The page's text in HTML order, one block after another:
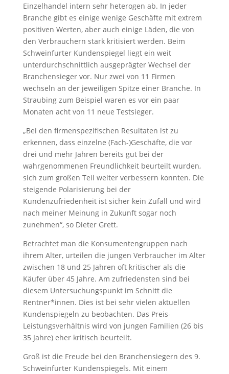
Einzelhandel intern sehr heterogen ab. In jeder
Branche gibt es einige wenige Geschäfte mit extrem
positiven Werten, aber auch einige Läden, die von
den Verbrauchern stark kritisiert werden. Beim
Schweinfurter Kundenspiegel liegt ein weit
unterdurchschnittlich ausgeprägter Wechsel der
Branchensieger vor. Nur zwei von 11 Firmen
wechseln an der jeweiligen Spitze einer Branche. In
Straubing zum Beispiel waren es vor ein paar
Monaten acht von 11 neue Testsieger.
„Bei den firmenspezifischen Resultaten ist zu
erkennen, dass einzelne (Fach-)Geschäfte, die vor
drei und mehr Jahren bereits gut bei der
wahrgenommenen Freundlichkeit beurteilt wurden,
sich zum großen Teil weiter verbessern konnten. Die
steigende Polarisierung bei der
Kundenzufriedenheit ist sicher kein Zufall und wird
nach meiner Meinung in Zukunft sogar noch
zunehmen“, so Dieter Grett.
Betrachtet man die Konsumentengruppen nach
ihrem Alter, urteilen die jungen Verbraucher im Alter
zwischen 18 und 25 Jahren oft kritischer als die
Käufer über 45 Jahre. Am zufriedensten sind bei
diesem Untersuchungspunkt im Schnitt die
Rentner*innen. Dies ist bei sehr vielen aktuellen
Kundenspiegeln zu beobachten. Das Preis-
Leistungsverhältnis wird von jungen Familien (26 bis
35 Jahre) eher kritisch beurteilt.
Groß ist die Freude bei den Branchensiegern des 9.
Schweinfurter Kundenspiegels. Mit einem